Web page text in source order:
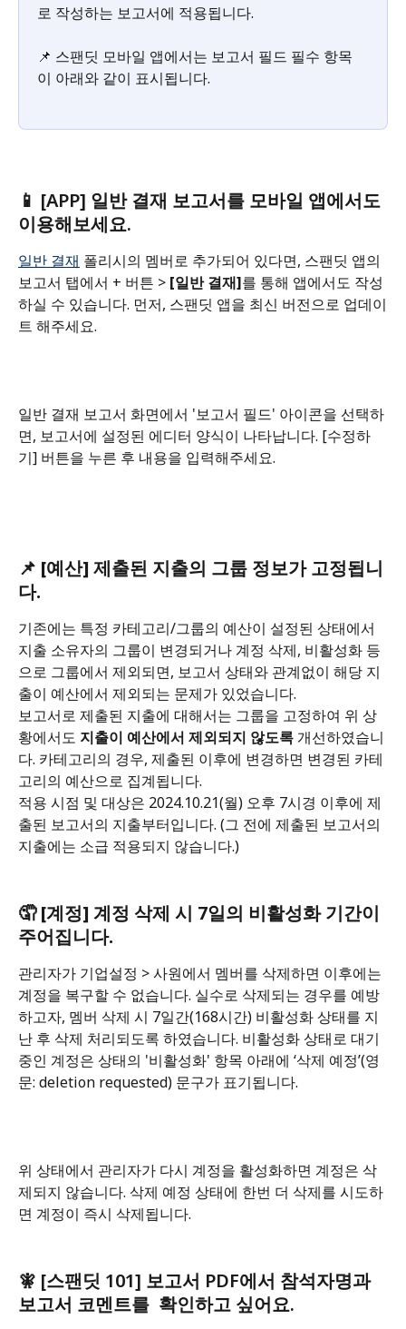
로 작성하는 보고서에 적용됩니다.
📌 스팬딧 모바일 앱에서는 보고서 필드 필수 항목
이 아래와 같이 표시됩니다.​
📱 [APP] 일반 결재 보고서를 모바일 앱에서도
이용해보세요.
일반 결재 폴리시의 멤버로 추가되어 있다면, 스팬딧 앱의
보고서 탭에서 + 버튼 > [일반 결재]를 통해 앱에서도 작성
하실 수 있습니다. 먼저, 스팬딧 앱을 최신 버전으로 업데이
트 해주세요.
일반 결재 보고서 화면에서 '보고서 필드' 아이콘을 선택하
면, 보고서에 설정된 에디터 양식이 나타납니다. [수정하
기] 버튼을 누른 후 내용을 입력해주세요.
📌 [예산] 제출된 지출의 그룹 정보가 고정됩니
다.
기존에는 특정 카테고리/그룹의 예산이 설정된 상태에서
지출 소유자의 그룹이 변경되거나 계정 삭제, 비활성화 등
으로 그룹에서 제외되면, 보고서 상태와 관계없이 해당 지
출이 예산에서 제외되는 문제가 있었습니다.
보고서로 제출된 지출에 대해서는 그룹을 고정하여 위 상
황에서도 지출이 예산에서 제외되지 않도록 개선하였습니
다. 카테고리의 경우, 제출된 이후에 변경하면 변경된 카테
고리의 예산으로 집계됩니다.
적용 시점 및 대상은 2024.10.21(월) 오후 7시경 이후에 제
출된 보고서의 지출부터입니다. (그 전에 제출된 보고서의
지출에는 소급 적용되지 않습니다.)
🤦 [계정] 계정 삭제 시 7일의 비활성화 기간이
주어집니다.
관리자가 기업설정 > 사원에서 멤버를 삭제하면 이후에는
계정을 복구할 수 없습니다. 실수로 삭제되는 경우를 예방
하고자, 멤버 삭제 시 7일간(168시간) 비활성화 상태를 지
난 후 삭제 처리되도록 하였습니다. 비활성화 상태로 대기
중인 계정은 상태의 '비활성화' 항목 아래에 ‘삭제 예정’(영
문: deletion requested) 문구가 표기됩니다.
위 상태에서 관리자가 다시 계정을 활성화하면 계정은 삭
제되지 않습니다. 삭제 예정 상태에 한번 더 삭제를 시도하
면 계정이 즉시 삭제됩니다.
🧚 [스팬딧 101] 보고서 PDF에서 참석자명과
보고서 코멘트를  확인하고 싶어요.